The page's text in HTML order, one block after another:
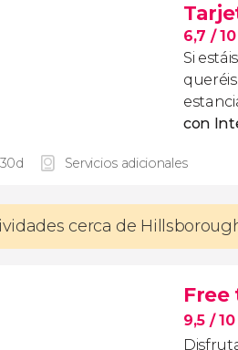
6,7 / 10
Si
con
Servicios adicionales
cerca de
9,5 / 10